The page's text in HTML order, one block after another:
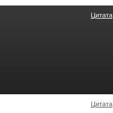
Цитата
Цитата